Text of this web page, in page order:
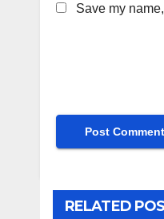
Save my
RELATED